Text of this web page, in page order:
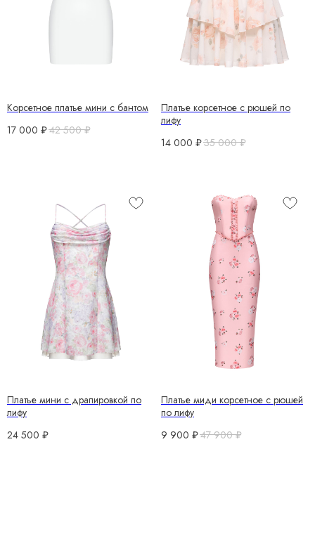
Корсетное платье мини с бантом
17 000 ₽42 500 ₽
Платье корсетное с рюшей по
лифу
14 000 ₽35 000 ₽
Платье мини с драпировкой по
лифу
24 500 ₽
Платье миди корсетное с рюшей
по лифу
9 900 ₽47 900 ₽